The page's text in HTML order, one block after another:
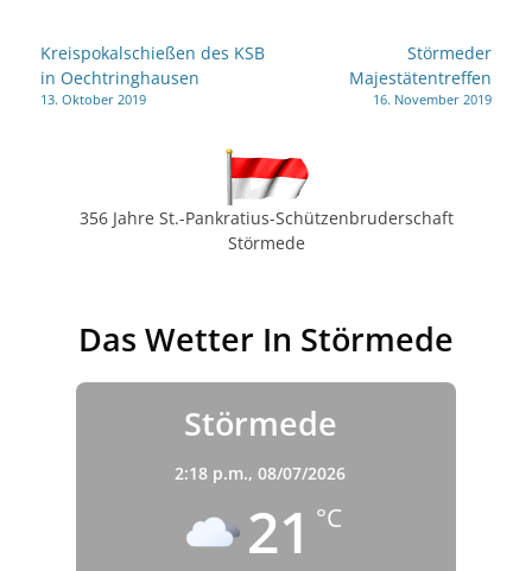
Beitragsnavigation
Kreispokalschießen des KSB
in Oechtringhausen
13. Oktober 2019
Störmeder
Majestätentreffen
16. November 2019
356 Jahre St.-Pankratius-Schützenbruderschaft
Störmede
Das Wetter In Störmede
Störmede
2:18 p.m., 08/07/2026
21 °C